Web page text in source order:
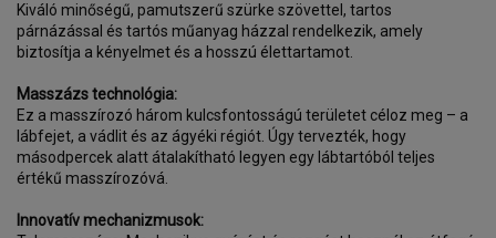
Kiváló minőségű, pamutszerű szürke szövettel, tartos
párnázással és tartós műanyag házzal rendelkezik, amely
biztosítja a kényelmet és a hosszú élettartamot.
Masszázs technológia:
Ez a masszírozó három kulcsfontosságú területet céloz meg – a
lábfejet, a vádlit és az ágyéki régiót. Úgy tervezték, hogy
másodpercek alatt átalakítható legyen egy lábtartóból teljes
értékű masszírozóvá.
Innovatív mechanizmusok: